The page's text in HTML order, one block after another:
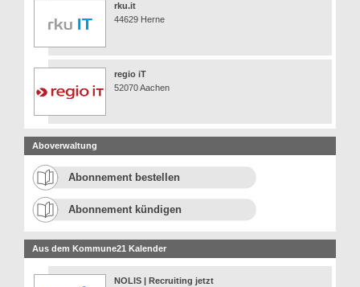
rku.it
44629 Herne
regio iT
52070 Aachen
Aboverwaltung
Abonnement bestellen
Abonnement kündigen
Aus dem Kommune21 Kalender
NOLIS | Recruiting jetzt